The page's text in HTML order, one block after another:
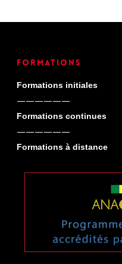
Formations
Formations initiales
——————
Formations continues
——————
Formations à distance